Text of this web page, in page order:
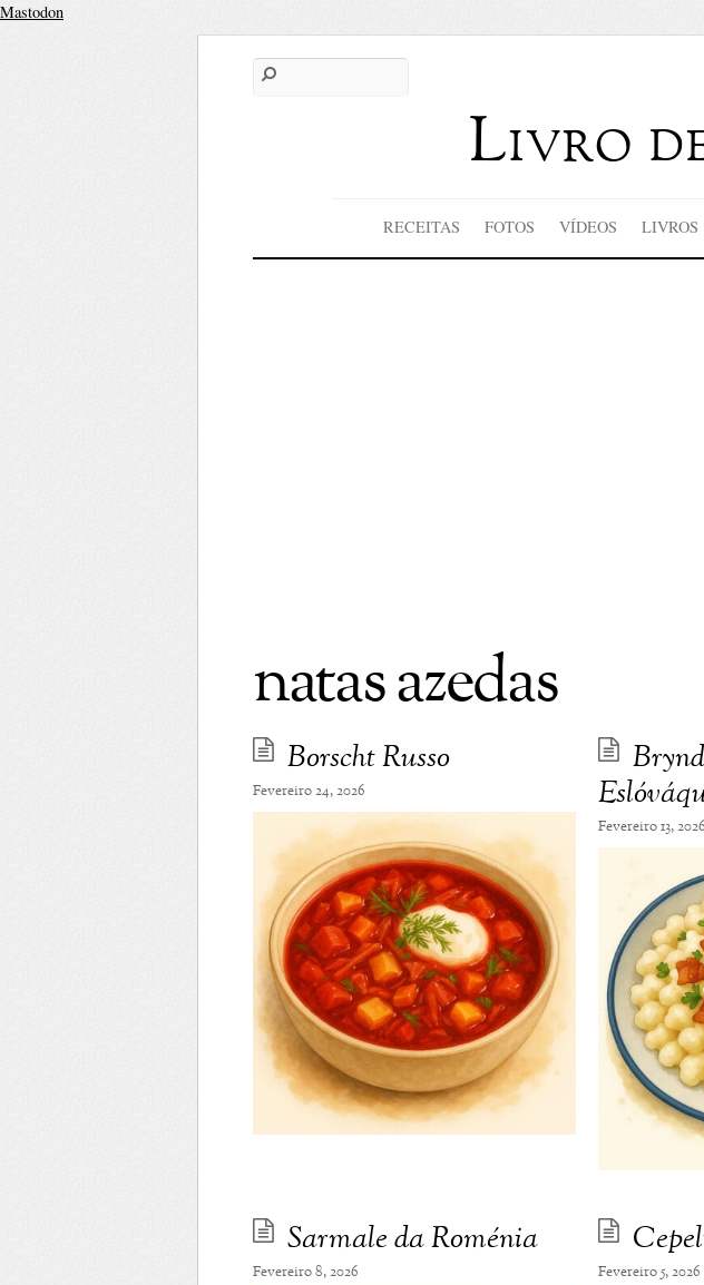
Mastodon
Livro
RECEITAS FOTOS VÍDEOS LIVROS
natas azedas
Borscht Russo
Fevereiro 24, 2026
Fevereiro 13, 2026
Sarmale da Roménia
Fevereiro 8, 2026 Fevereiro 5, 2026